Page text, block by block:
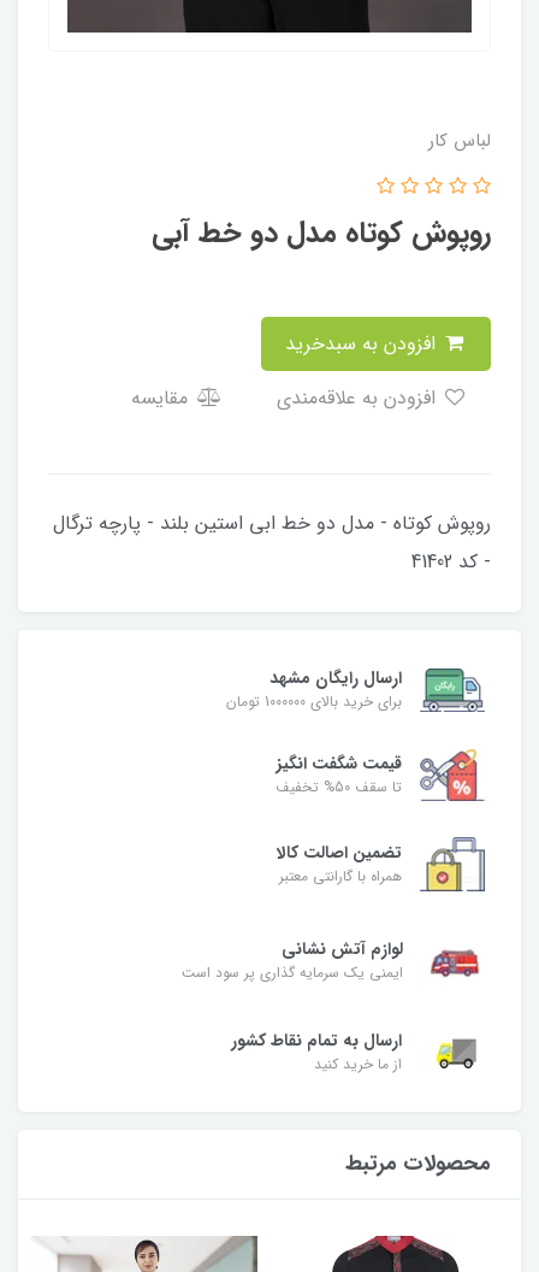
لباس کار
روپوش کوتاه مدل دو خط آبی
مقایسه
روپوش کوتاه - مدل دو خط ابی استین بلند - پارچه ترگال
- کد 41402
ارسال رایگان مشهد
برای خرید بالای 1000000 تومان
قیمت شگفت‌ انگیز
تا سقف 50% تخفیف
تضمین اصالت کالا
همراه با گارانتی معتبر
لوازم آتش نشانی
ایمنی یک سرمایه گذاری پر سود است
ارسال به تمام نقاط کشور
از ما خرید کنید
محصولات مرتبط